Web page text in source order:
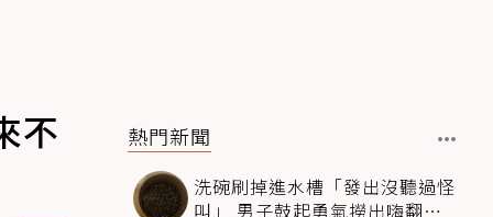
不
熱門新聞
洗碗刷掉進水槽「發出沒聽過怪
叫」 男子鼓起勇氣撈出嗨翻：